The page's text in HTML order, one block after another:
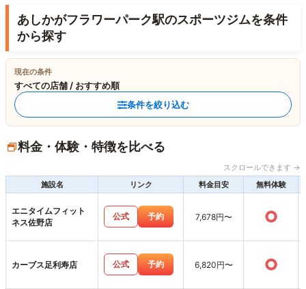
あしかがフラワーパーク駅のスポーツジムを条件
から探す
現在の条件
すべての店舗 / おすすめ順
条件を絞り込む
料金・体験・特徴を比べる
スクロールできます →
施設名
リンク 料金目安 無料体験
エニタイムフィット
ネス佐野店
公式 予約 7,678円〜 ○
カーブス足利寿店 公式 予約 6,820円〜 ○